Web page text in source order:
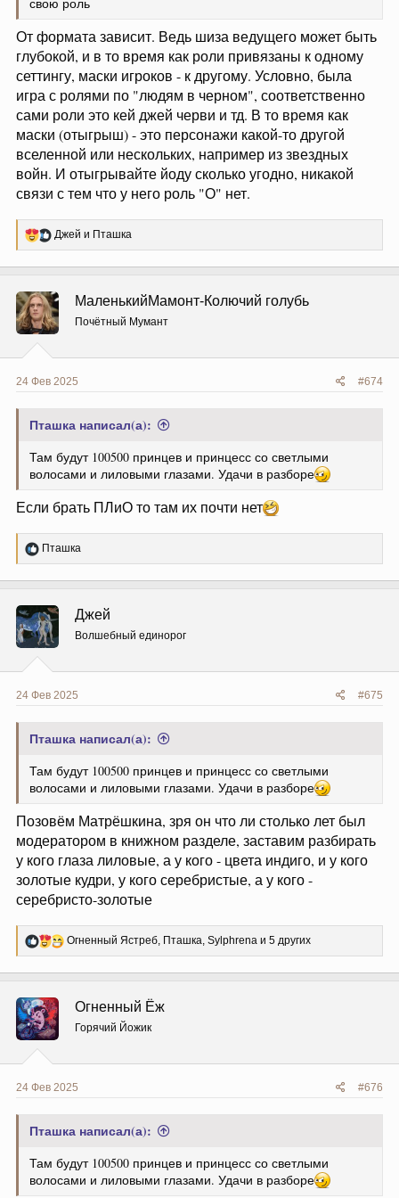
От формата зависит. Ведь шиза ведущего может быть
глубокой, и в то время как роли привязаны к одному
сеттингу, маски игроков - к другому. Условно, была
игра с ролями по "людям в черном", соответственно
сами роли это кей джей черви и тд. В то время как
маски (отыгрыш) - это персонажи какой-то другой
вселенной или нескольких, например из звездных
войн. И отыгрывайте йоду сколько угодно, никакой
связи с тем что у него роль "О" нет.
Р
е
ц
и
и
:
Джей и Пташка
МаленькийМамонт-Колючий голубь
Почётный Мумант
24 Фев 2025 #674
Пташка написал(а):
Там будут 100500 принцев и принцесс со светлыми
волосами и лиловыми глазами. Удачи в разборе
Если брать ПЛиО то там их почти нет
Р
е
ц
и
и
:
Пташка
Джей
Волшебный единорог
24 Фев 2025 #675
Пташка написал(а):
Там будут 100500 принцев и принцесс со светлыми
волосами и лиловыми глазами. Удачи в разборе
Позовём Матрёшкина, зря он что ли столько лет был
модератором в книжном разделе, заставим разбирать
у кого глаза лиловые, а у кого - цвета индиго, и у кого
золотые кудри, у кого серебристые, а у кого -
серебристо-золотые
Р
е
Огненный Ястреб, Пташка, Sylphrena и 5 других
Огненный Ёж
Горячий Йожик
24 Фев 2025 #676
Пташка написал(а):
Там будут 100500 принцев и принцесс со светлыми
волосами и лиловыми глазами. Удачи в разборе